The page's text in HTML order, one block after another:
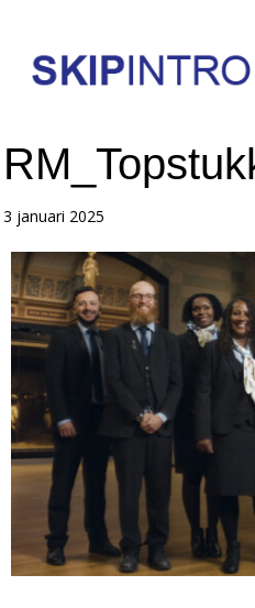
3 januari 2025